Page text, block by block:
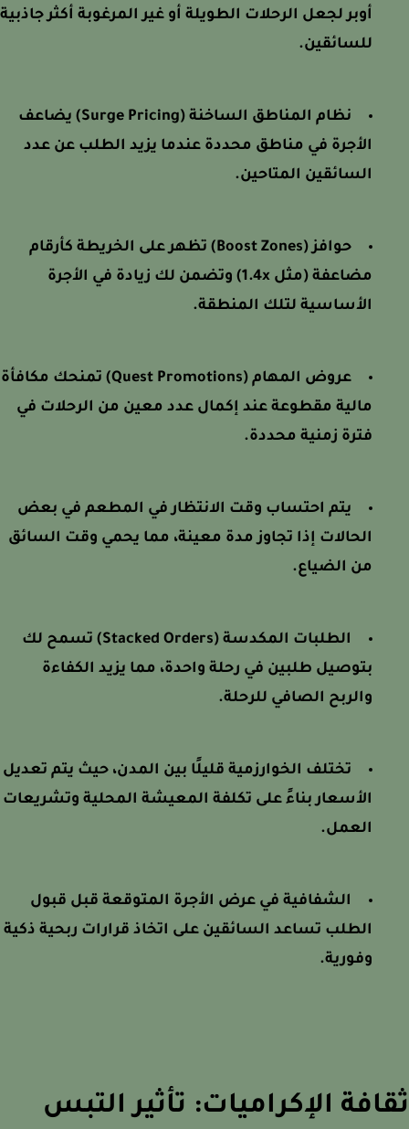
أوبر لجعل الرحلات الطويلة أو غير المرغوبة أكثر جاذبية
للسائقين.
نظام المناطق الساخنة (Surge Pricing) يضاعف
الأجرة في مناطق محددة عندما يزيد الطلب عن عدد
السائقين المتاحين.
حوافز (Boost Zones) تظهر على الخريطة كأرقام
مضاعفة (مثل 1.4x) وتضمن لك زيادة في الأجرة
الأساسية لتلك المنطقة.
عروض المهام (Quest Promotions) تمنحك مكافأة
مالية مقطوعة عند إكمال عدد معين من الرحلات في
فترة زمنية محددة.
يتم احتساب وقت الانتظار في المطعم في بعض
الحالات إذا تجاوز مدة معينة، مما يحمي وقت السائق
من الضياع.
الطلبات المكدسة (Stacked Orders) تسمح لك
بتوصيل طلبين في رحلة واحدة، مما يزيد الكفاءة
والربح الصافي للرحلة.
تختلف الخوارزمية قليلًا بين المدن، حيث يتم تعديل
الأسعار بناءً على تكلفة المعيشة المحلية وتشريعات
العمل.
الشفافية في عرض الأجرة المتوقعة قبل قبول
الطلب تساعد السائقين على اتخاذ قرارات ربحية ذكية
وفورية.
الإكراميات: تأثير التبس